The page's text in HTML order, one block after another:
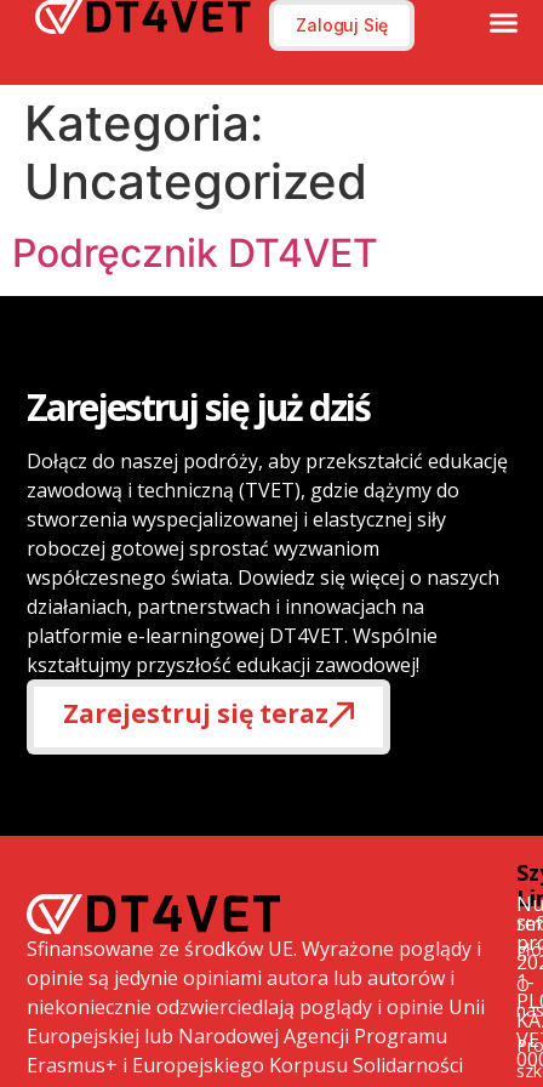
Zaloguj Się
Kategoria:
Uncategorized
Podręcznik DT4VET
Zarejestruj się już dziś
Dołącz do naszej podróży, aby przekształcić edukację
zawodową i techniczną (TVET), gdzie dążymy do
stworzenia wyspecjalizowanej i elastycznej siły
roboczej gotowej sprostać wyzwaniom
współczesnego świata. Dowiedz się więcej o naszych
działaniach, partnerstwach i innowacjach na
platformie e-learningowej DT4VET. Wspólnie
kształtujmy przyszłość edukacji zawodowej!
Zarejestruj się teraz
Sfinansowane ze środków UE. Wyrażone poglądy i
opinie są jedynie opiniami autora lub autorów i
niekoniecznie odzwierciedlają poglądy i opinie Unii
Europejskiej lub Narodowej Agencji Programu
Erasmus+ i Europejskiego Korpusu Solidarności
O
nas
1-